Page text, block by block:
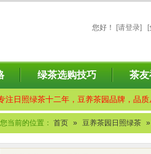
您好 ！ [请登录]
绿茶选购技巧 茶
注日照绿茶十二年，豆养茶园品牌，品
您当前的位置： 首页 » 豆养茶园日照绿茶 »